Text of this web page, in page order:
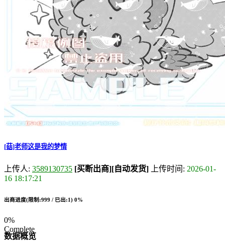
[菇]老师这是我的梦情
上传人: 3589130735 [买断出商][自动发货] 上传时间: 2026-01-
16 18:17:21
出商进度(限制:999 / 已出:1) 0%
0%
Complete
数据概览